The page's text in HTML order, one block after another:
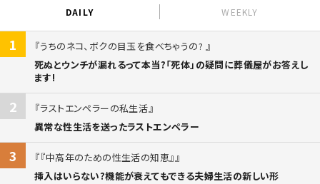
DAILY WEEKLY
1
うちのネコ、ボクの目玉を食べちゃうの?
死ぬとウンチが漏れるって本当?「死体」の疑問に葬儀屋がお答えし
ます!
2
ラストエンペラーの私生活
異常な性生活を送ったラストエンペラー
3
『中高年のための性生活の知恵』
挿入はいらない?機能が衰えてもできる夫婦生活の新しい形